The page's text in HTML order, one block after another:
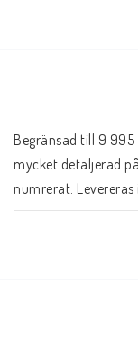
Begränsad till 9
mycket detaljerad
numrerat.